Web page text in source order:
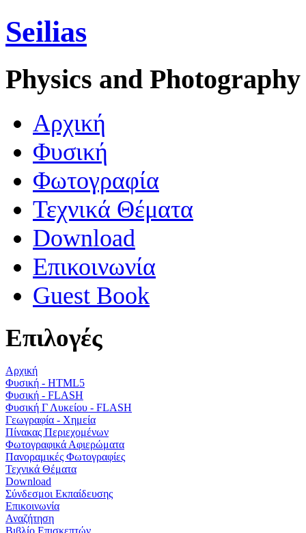
Seilias
Physics and Photography
Aρχική
Φυσική
Φωτογραφία
Τεχνικά Θέματα
Download
Επικοινωνία
Guest Book
Επιλογές
Αρχική
Φυσική - HTML5
Φυσική - FLASH
Φυσική Γ Λυκείου - FLASH
Γεωγραφία - Χημεία
Πίνακας Περιεχομένων
Φωτογραφικά Αφιερώματα
Πανοραμικές Φωτογραφίες
Τεχνικά Θέματα
Download
Σύνδεσμοι Εκπαίδευσης
Επικοινωνία
Αναζήτηση